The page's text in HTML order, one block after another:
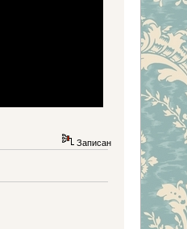
Записан